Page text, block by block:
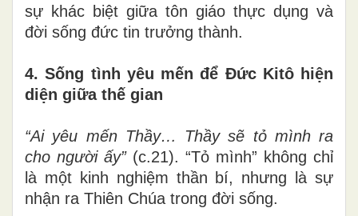
sự khác biệt giữa tôn giáo thực dụng và
đời sống đức tin trưởng thành.
4. Sống tình yêu mến để Đức Kitô hiện
diện giữa thế gian
“Ai yêu mến Thầy… Thầy sẽ tỏ mình ra
cho người ấy”(c.21). “Tỏ mình” không chỉ
là một kinh nghiệm thần bí, nhưng là sự
nhận ra Thiên Chúa trong đời sống.